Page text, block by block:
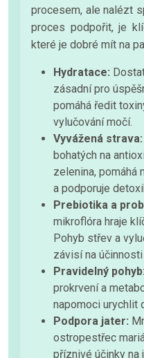
procesem, ale nalézt
proces podpořit, je
které je dobré mít na
Hydratace:
zásadní pro
pomáhá ředit
vylučování močí.
Vyvážená strava:
bohatých na
zelenina, pomáhá
a podporuje
Prebiotika a
mikroflóra hraje
Pohyb střev a
závisí na
Pravidelný pohyb:
prokrvení a
napomoci urychlit
Podpora jater:
ostropestřec
příznivé účinky na